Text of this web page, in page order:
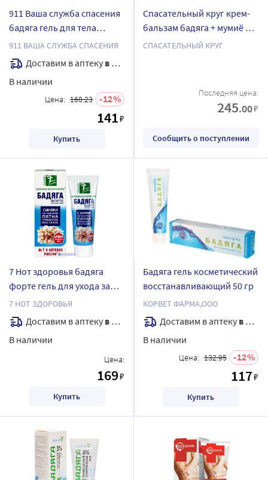
911 Ваша служба спасения
бадяга гель для тела
косметический 100 мл
911 ВАША СЛУЖБА СПАСЕНИЯ
Доставим в аптеку в течение 7 дней
В наличии
Цена: 160.23 12
141₽
Купить
Спасательный круг крем-
бальзам бадяга + мумиё 50
гр/ арт 097
СПАСАТЕЛЬНЫЙ КРУГ
Последняя цена:
245.00₽
Сообщить о поступлении
7 Нот здоровья бадяга
форте гель для ухода за
кожей 75 мл
7 НОТ ЗДОРОВЬЯ
Доставим в аптеку в течение 7 дней
В наличии
Цена:
169₽
Купить
Бадяга гель косметический
восстанавливающий 50 гр
КОРВЕТ ФАРМА,ООО
Доставим в аптеку в течение 7 дней
В наличии
Цена: 132.95 12
117₽
Купить